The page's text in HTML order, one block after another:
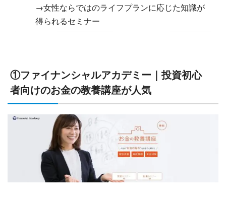
→女性ならではのライフプランに応じた知識が
得られるセミナー
①ファイナンシャルアカデミー｜投資初心
者向けのお金の教養講座が人気